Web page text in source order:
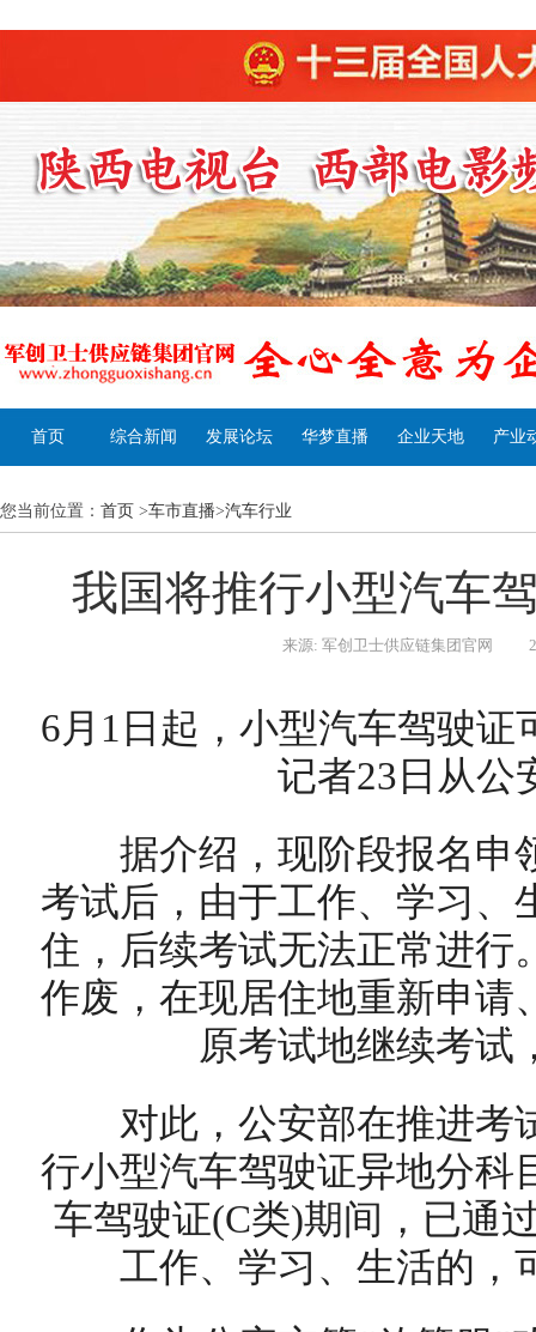
首页 综合新闻 发展论坛 华梦直播 企业天地 产业
您当前位置： 首页 >车市直播>汽车行业
我国将推行小型汽车
来源: 军创卫士供应链集团官网
6月1日起，小型汽车驾驶
记者23日从公
据介绍，现阶段报名申
考试后，由于工作、学习、
住，后续考试无法正常进行
作废，在现居住地重新申请
原考试地继续考试
对此，公安部在推进考
行小型汽车驾驶证异地分科
车驾驶证(C类)期间，已通
工作、学习、生活的，